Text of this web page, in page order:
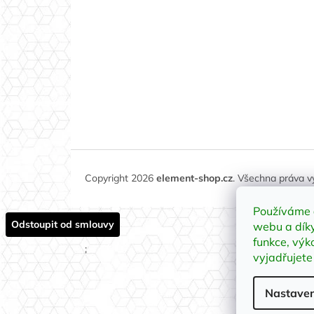
webu a
funkce,
vyjadřujete
Copyright 2026 element-shop.cz. Všechna práva
Odstoupit od smlouvy
;